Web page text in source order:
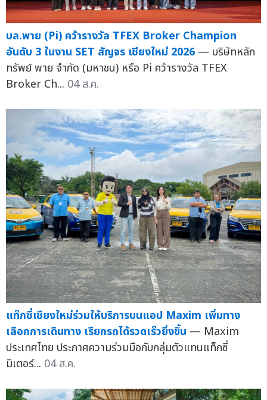
บล.พาย (Pi) คว้ารางวัล TFEX Broker Champion
อันดับ 3 ในงาน SET สัญจร เชียงใหม่ 2026 — บริษัทหลัก
ทรัพย์ พาย จำกัด (มหาชน) หรือ Pi คว้ารางวัล TFEX
Broker Ch... 04 ส.ค.
แท็กซี่เชียงใหม่ร่วมให้บริการบนแอป Maxim เพิ่มทาง
เลือกการเดินทาง เรียกรถได้รวดเร็วยิ่งขึ้น — Maxim
ประเทศไทย ประกาศความร่วมมือกับกลุ่มตัวแทนแท็กซี่
มิเตอร์... 04 ส.ค.